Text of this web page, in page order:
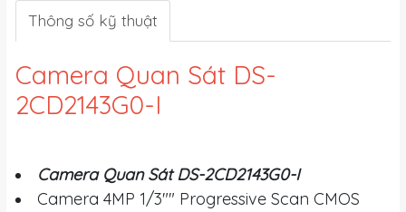
Thông số kỹ thuật
Camera Quan Sát DS-
2CD2143G0-I
Camera Quan Sát DS-2CD2143G0-I
Camera 4MP 1/3"" Progressive Scan CMOS